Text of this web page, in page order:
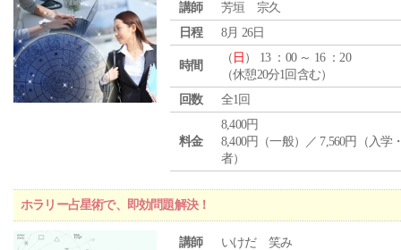
講師
芳垣 宗久
日程
8月 26日
時間
（ 日 ） 13 ：00 ～ 16 ：20
（休憩20分1回含む）
回数
全1回
料金
8,400円
8,400円（一般）／ 7,560円（入学
者）
ホラリー占星術で、即効問題解決！
講師 いけだ 笑み